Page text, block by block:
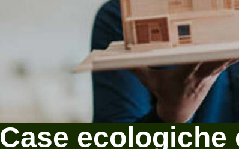
Case ecologiche